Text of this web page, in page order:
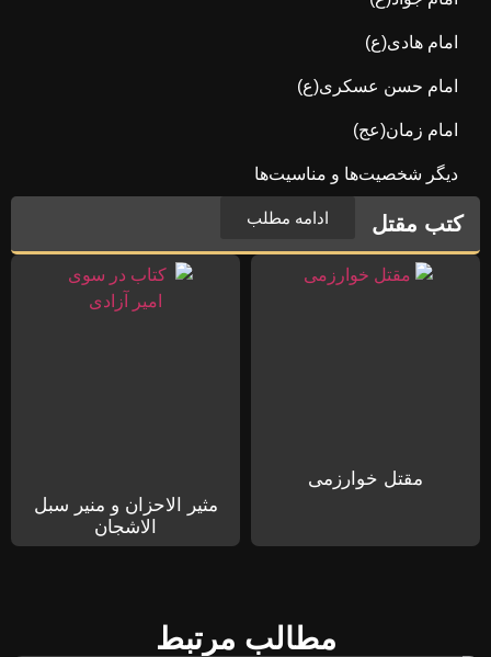
امام هادی(ع)
امام حسن عسکری(ع)
امام زمان(عج)
دیگر شخصیت‌ها و مناسیت‌ها
کتب مقتل ادامه مطلب
مقتل خوارزمی
مثیر الاحزان و منیر سبل
الاشجان
مطالب مرتبط